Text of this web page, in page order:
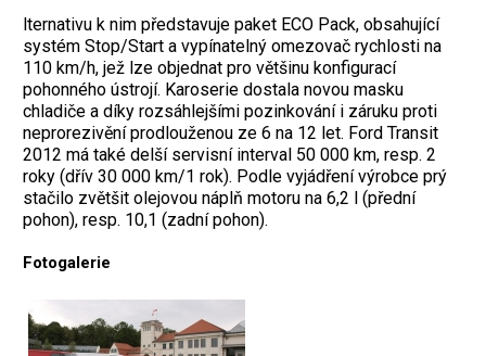
lternativu k nim představuje paket ECO Pack, obsahující
systém Stop/Start a vypínatelný omezovač rychlosti na
110 km/h, jež lze objednat pro většinu konfigurací
pohonného ústrojí. Karoserie dostala novou masku
chladiče a díky rozsáhlejšími pozinkování i záruku proti
neprorezivění prodlouženou ze 6 na 12 let. Ford Transit
2012 má také delší servisní interval 50 000 km, resp. 2
roky (dřív 30 000 km/1 rok). Podle vyjádření výrobce prý
stačilo zvětšit olejovou náplň motoru na 6,2 l (přední
pohon), resp. 10,1 (zadní pohon).
Fotogalerie